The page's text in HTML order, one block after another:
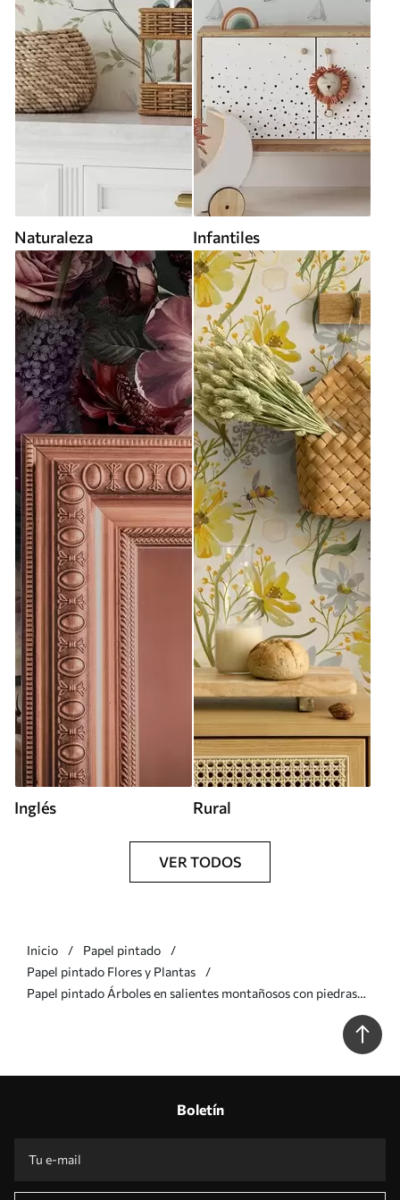
Naturaleza Infantiles
Inglés Rural
VER TODOS
Inicio
Papel pintado
Papel pintado Flores y Plantas
Papel pintado Árboles en salientes montañosos con piedras
Boletín